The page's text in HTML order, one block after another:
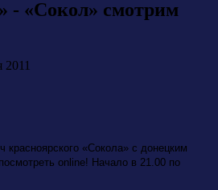
- «Сокол» смотрим
2011
красноярского «Сокола» с донецким
online! Начало в 21.00 по